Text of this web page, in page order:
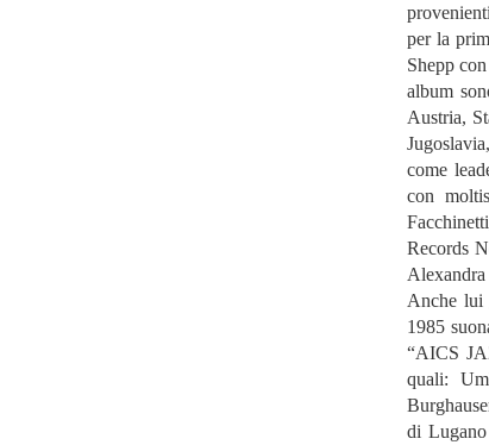
per la
Shepp
album
Austria,
come
con
Records
Alexandra
Anche lui
1985
“AICS
quali:
di